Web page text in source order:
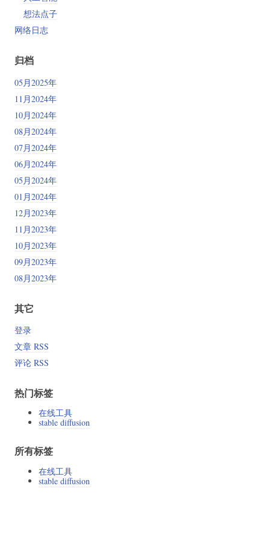
想法点子
网络日志
归档
05月2025年
11月2024年
10月2024年
08月2024年
07月2024年
06月2024年
05月2024年
01月2024年
12月2023年
11月2023年
10月2023年
09月2023年
08月2023年
其它
登录
文章 RSS
评论 RSS
热门标签
在线工具
stable diffusion
所有标签
在线工具
stable diffusion